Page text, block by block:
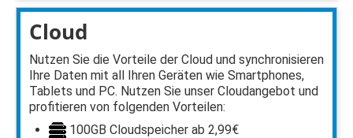
Cloud
Nutzen Sie die Vorteile der Cloud und synchronisieren
Ihre Daten mit all Ihren Geräten wie Smartphones,
Tablets und PC. Nutzen Sie unser Cloudangebot und
profitieren von folgenden Vorteilen:
100GB Cloudspeicher ab 2,99€